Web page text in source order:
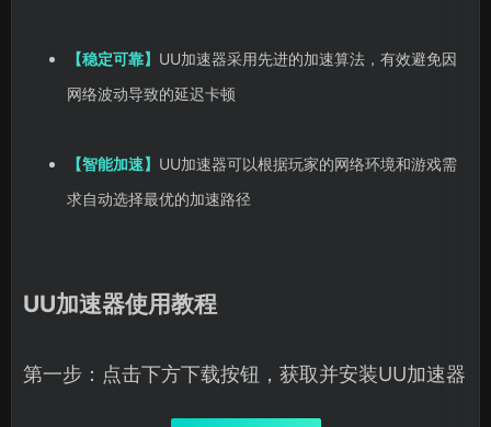
【稳定可靠】 UU加速器采用先进的加速算法，有效避免因
网络波动导致的延迟卡顿
【智能加速】 UU加速器可以根据玩家的网络环境和游戏需
求自动选择最优的加速路径
UU加速器使用教程
第一步：点击下方下载按钮，获取并安装UU加速器